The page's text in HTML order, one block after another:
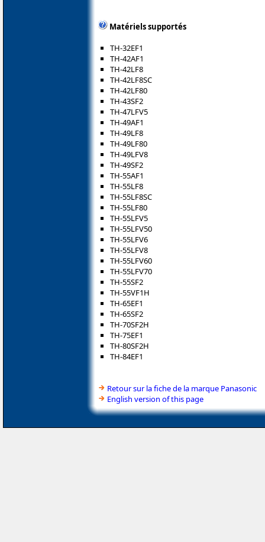
Matériels supportés
TH-32EF1
TH-42AF1
TH-42LF8
TH-42LF8SC
TH-42LF80
TH-43SF2
TH-47LFV5
TH-49AF1
TH-49LF8
TH-49LF80
TH-49LFV8
TH-49SF2
TH-55AF1
TH-55LF8
TH-55LF8SC
TH-55LF80
TH-55LFV5
TH-55LFV50
TH-55LFV6
TH-55LFV8
TH-55LFV60
TH-55LFV70
TH-55SF2
TH-55VF1H
TH-65EF1
TH-65SF2
TH-70SF2H
TH-75EF1
TH-80SF2H
TH-84EF1
Retour sur la fiche de la marque Panasonic
English version of this page